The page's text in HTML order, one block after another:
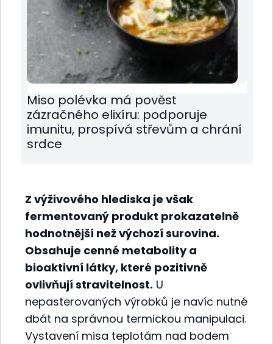
Miso polévka má pověst
zázračného elixíru: podporuje
imunitu, prospívá střevům a chrání
srdce
Z výživového hlediska je však
fermentovaný produkt prokazatelně
hodnotnější než výchozí surovina.
Obsahuje cenné metabolity a
bioaktivní látky, které pozitivně
ovlivňují stravitelnost. U
nepasterovaných výrobků je navíc nutné
dbát na správnou termickou manipulaci.
Vystavení misa teplotám nad bodem